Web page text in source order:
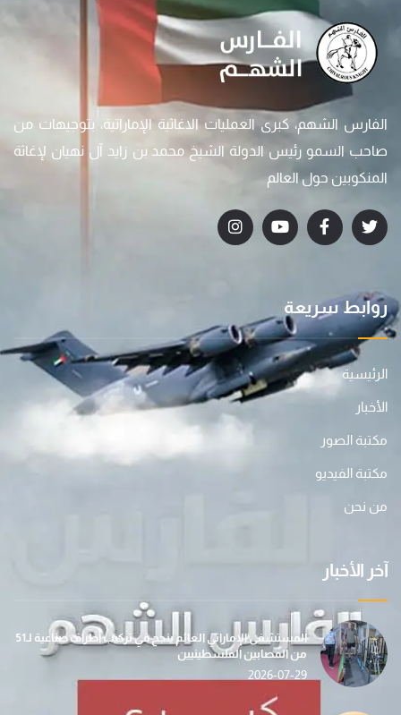
الفارس الشهم، كبرى العمليات الاغاثية الإماراتية، بتوجيهات من
صاحب السمو رئيس الدولة الشيخ محمد بن زايد آل نهيان لإغاثة
المنكوبين حول العالم
روابط سريعة
الرئيسية
الأخبار
مكتبة الصور
مكتبة الفيديو
من نحن
آخر الأخبار
المستشفى الإماراتي العائم ينجح في تركيب أطراف صناعية لـ51
من المصابين الفلسطينيين
2026-07-29